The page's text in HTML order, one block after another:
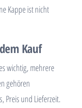
Kappe ist nicht
Kauf
wichtig, mehrere
gehören
Preis und Lieferzeit.